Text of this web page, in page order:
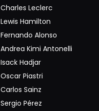
Charles Leclerc
Lewis Hamilton
Fernando Alonso
Andrea Kimi Antonelli
Isack Hadjar
Oscar Piastri
Carlos Sainz
Sergio Pérez